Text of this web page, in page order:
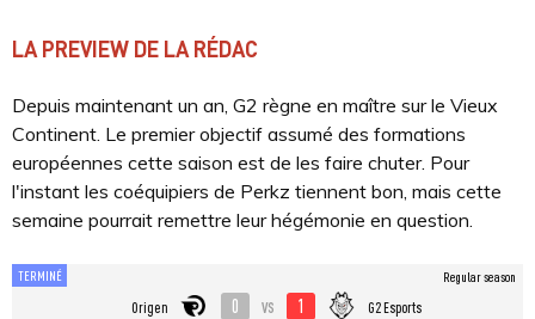
LA PREVIEW DE LA RÉDAC
Depuis maintenant un an, G2 règne en maître sur le Vieux
Continent. Le premier objectif assumé des formations
européennes cette saison est de les faire chuter. Pour
l'instant les coéquipiers de Perkz tiennent bon, mais cette
semaine pourrait remettre leur hégémonie en question.
TERMINÉ
Origen 0 vs 1 G2 Esports
Regular season